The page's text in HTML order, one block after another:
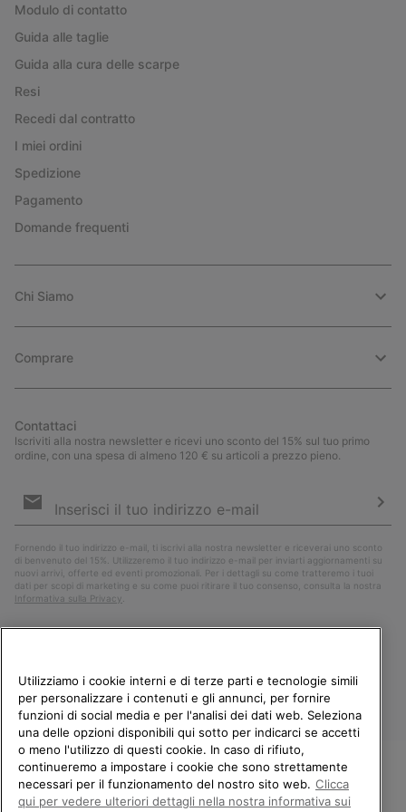
Modulo di contatto
Guida alle taglie
Guida alla cura delle scarpe
Resi
Recedi dal contratto
I miei ordini
Spedizione
Pagamento
Domande frequenti
Chi Siamo
Comprare
Contattaci
Iscriviti alla nostra newsletter e ricevi uno sconto del 15% sul tuo primo
ordine, con una spesa di almeno 120 € su articoli a prezzo pieno.
e-
Fornendo il tuo indirizzo e-mail, ti iscrivi alla nostra newsletter e riceverai uno sconto
di benvenuto del 15%. Utilizzeremo il tuo indirizzo e-mail per inviarti aggiornamenti su
nuovi arrivi, offerte ed eventi promozionali. Per i dettagli su come tratteremo i tuoi
dati per scopi di marketing e su come puoi ritirare il tuo consenso, consulta la nostra
Informativa sulla Privacy
Italia
©2026Columbia Sportswear Company. Avenue des Morgines, 12 1213
BENVENUTO/A IN SOREL.
Utilizziamo i cookie interni e di terze parti e tecnologie simili
per personalizzare i contenuti e gli annunci, per fornire
funzioni di social media e per l'analisi dei dati web. Seleziona
una delle opzioni disponibili qui sotto per indicarci se accetti
o meno l'utilizzo di questi cookie. In caso di rifiuto,
continueremo a impostare i cookie che sono strettamente
necessari per il funzionamento del nostro sito web. Clicca
qui per vedere ulteriori dettagli nella nostra informativa sui